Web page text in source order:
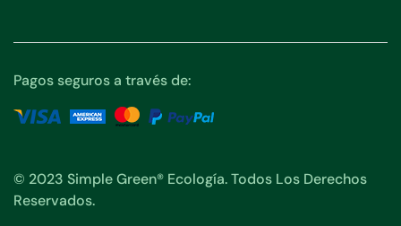
© 2023 Simple Green® Ecología. Todos Los Derechos
Reservados.
Pagos seguros a través de: